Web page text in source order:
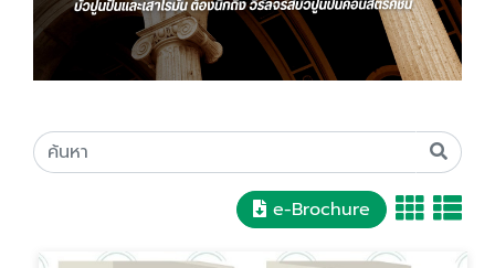
e-Brochure